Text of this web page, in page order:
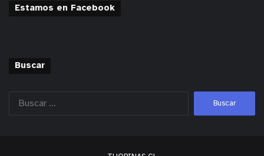
Estamos en Facebook
Buscar